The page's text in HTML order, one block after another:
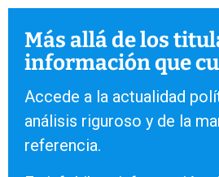
Más allá de los
información que
Accede a la actualidad
análisis riguroso y de la
referencia.